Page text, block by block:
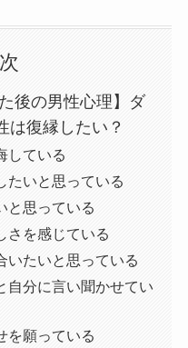
後の男性心理】ダ
は復縁したい？
している
たいと思っている
と思っている
さを感じている
いたいと思っている
自分に言い聞かせてい
を願っている